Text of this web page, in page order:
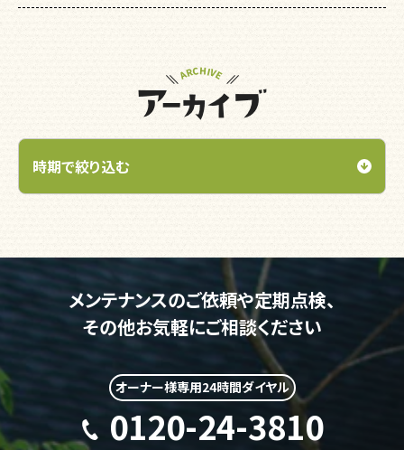
メンテナンスのご依頼や定期点検、
その他お気軽にご相談ください
オーナー様専用24時間ダイヤル
0120-24-3810